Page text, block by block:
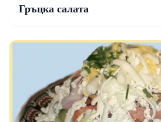
Гръцка салата